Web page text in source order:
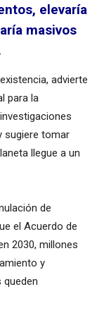
elevaría
masivos
advierte
para la
sugiere tomar
llegue a un
de
el Acuerdo de
2030, millones
y
queden